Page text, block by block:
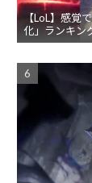
【LoL】感覚
化」ランキン